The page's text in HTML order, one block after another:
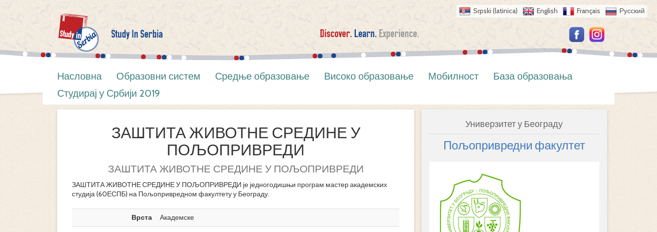
Srpski (latinica) English Français Русский
Насловна Образовни систем Средње образовање Високо образовање Мобилност
База образовања
Студирај у Србији 2019
ЗАШТИТА ЖИВОТНЕ СРЕДИНЕ У
ПОЉОПРИВРЕДИ
ЗАШТИТА ЖИВОТНЕ СРЕДИНЕ У ПОЉОПРИВРЕДИ
ЗАШТИТА ЖИВОТНЕ СРЕДИНЕ У ПОЉОПРИВРЕДИ је једногодишњи програм мастер академских
студија (60ЕСПБ) на Пољопривредном факултету у Београду.
Врста
Академске
Универзитет у Београду
Пољопривредни факултет